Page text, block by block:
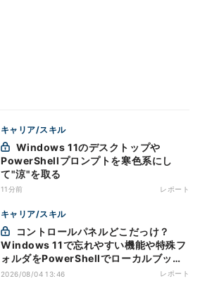
キャリア/スキル
PowerShellプロンプトを寒色系にし
て"涼"を取る
11分前 レポート
キャリア/スキル
Windows 11で忘れやすい機能や特殊フ
ォルダをPowerShellでローカルブック
マーク化
2026/08/04 13:46 レポート